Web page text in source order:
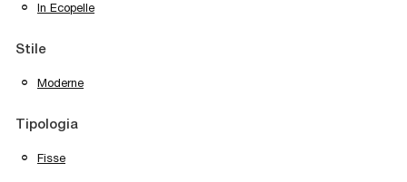
In Ecopelle
Stile
Moderne
Tipologia
Fisse